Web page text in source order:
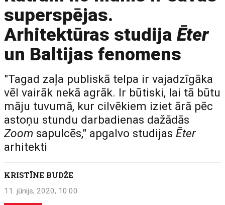
superspējas.
Arhitektūras studijaĒter
un Baltijas fenomens
"Tagad zaļa publiskā telpa ir vajadzīgāka
vēl vairāk nekā agrāk. Ir būtiski, lai tā būtu
māju tuvumā, kur cilvēkiem iziet ārā pēc
astoņu stundu darbadienas dažādās
Zoom sapulcēs," apgalvo studijasĒter
arhitekti
KRISTĪNE BUDŽE
11. jūnijs, 2020, 10:00